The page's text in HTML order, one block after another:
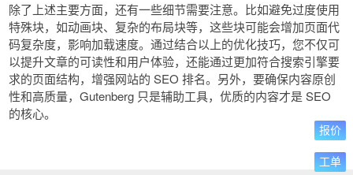
除了上述主要方面，还有一些细节需要注意。比如避免过度使用
特殊块，如动画块、复杂的布局块等，这些块可能会增加页面代
码复杂度，影响加载速度。通过结合以上的优化技巧，您不仅可
以提升文章的可读性和用户体验，还能通过更加符合搜索引擎要
求的页面结构，增强网站的 SEO 排名。另外，要确保内容原创
性和高质量，Gutenberg 只是辅助工具，优质的内容才是 SEO
的核心。
报价
工单